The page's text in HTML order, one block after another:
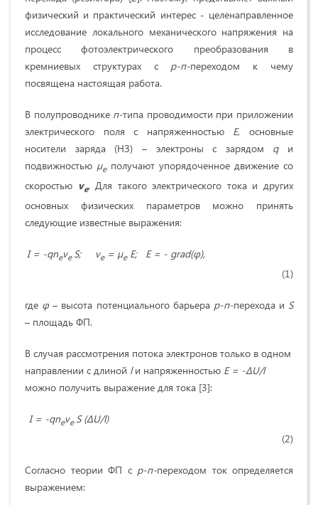
физический и практический интерес - целенаправленное
исследование локального механического напряжения на
процесс фотоэлектрического преобразования в
кремниевых структурах с р-п-переходом к чему
посвящена настоящая работа.
В полупроводникеп-типа проводимости при приложении
электрического поля с напряженностью Е, основные
носители заряда (НЗ) – электроны с зарядом qи
подвижностью µеполучают упорядоченное движение со
скоростью vе. Для такого электрического тока и других
основных физических параметров можно принять
следующие известные выражения:
I = -qneveS; ve= µеE; E = - grad(φ),
(1)
где φ – высота потенциального барьера р-п-перехода и S
– площадь ФП.
В случая рассмотрения потока электронов только в одном
направлении c длиной l и напряженностью E= -ΔU/l
можно получить выражение для тока [3]:
I= -qneve S(ΔU/l)
(2)
Согласно теории ФП с р-п-переходом ток определяется
выражением: